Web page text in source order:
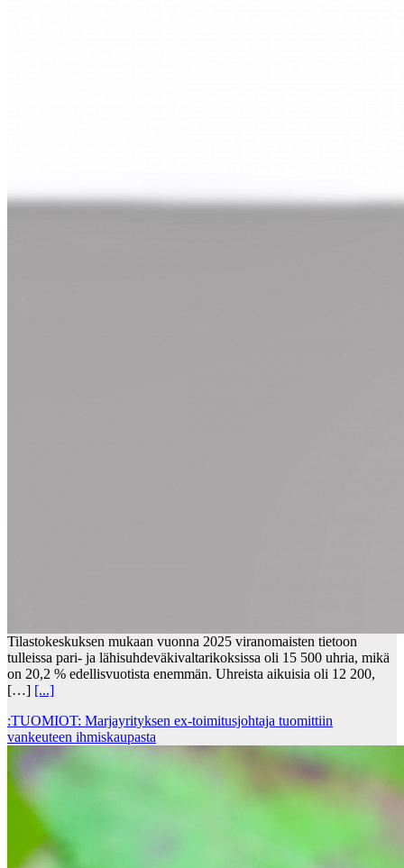
Tilastokeskuksen mukaan vuonna 2025 viranomaisten tietoon
tulleissa pari- ja lähisuhdeväkivaltarikoksissa oli 15 500 uhria, mikä
on 20,2 % edellisvuotista enemmän. Uhreista aikuisia oli 12 200,
[…] [...]
:TUOMIOT: Marjayrityksen ex-toimitusjohtaja tuomittiin
vankeuteen ihmiskaupasta